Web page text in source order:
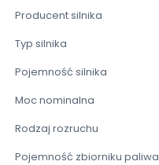
Producent silnika
Typ silnika
Pojemność silnika
Moc nominalna
Rodzaj rozruchu
Pojemność zbiorniku paliwa